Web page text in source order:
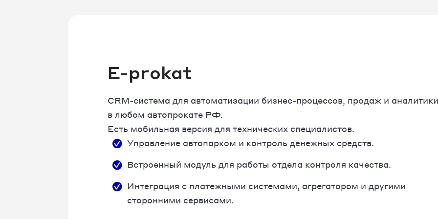
E-prokat
CRM-система для автоматизации бизнес-процессов, продаж и аналитики
в любом автопрокате РФ.
Есть мобильная версия для технических специалистов.
Управление автопарком и контроль денежных средств.
Встроенный модуль для работы отдела контроля качества.
Интеграция с платежными системами, агрегатором и другими
сторонними сервисами.